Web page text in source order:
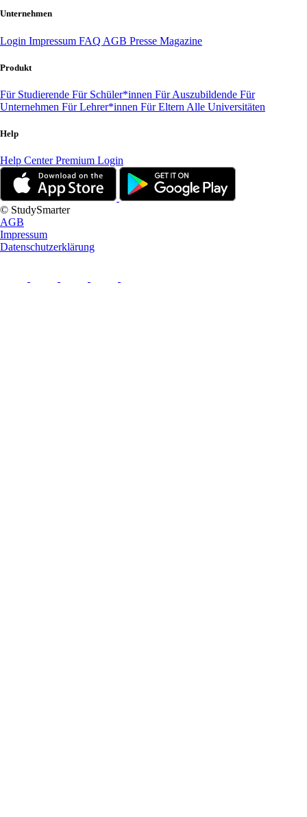
Unternehmen
Login Impressum FAQ AGB Presse Magazine
Produkt
Für Studierende Für Schüler*innen Für Auszubildende Für
Unternehmen Für Lehrer*innen Für Eltern Alle Universitäten
Help
Help CenterPremium Login
© StudySmarter
AGB
Impressum
Datenschutzerklärung